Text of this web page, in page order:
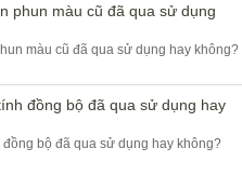
phun màu cũ đã qua sử dụng
màu cũ đã qua sử dụng hay không?
đồng bộ đã qua sử dụng hay
bộ đã qua sử dụng hay không?